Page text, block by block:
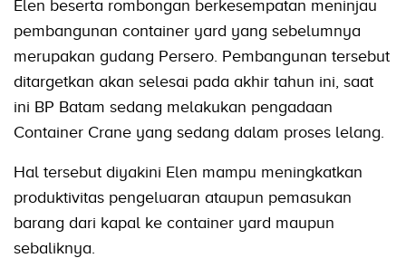
Elen beserta rombongan berkesempatan meninjau
pembangunan container yard yang sebelumnya
merupakan gudang Persero. Pembangunan tersebut
ditargetkan akan selesai pada akhir tahun ini, saat
ini BP Batam sedang melakukan pengadaan
Container Crane yang sedang dalam proses lelang.
Hal tersebut diyakini Elen mampu meningkatkan
produktivitas pengeluaran ataupun pemasukan
barang dari kapal ke container yard maupun
sebaliknya.